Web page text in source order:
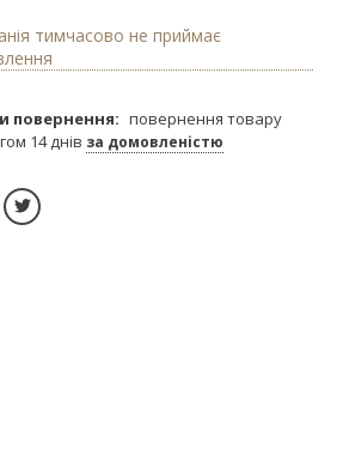
тимчасово не приймає
повернення товару
14 днів за домовленістю